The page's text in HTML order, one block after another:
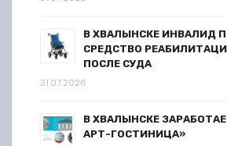
В ХВАЛЫНСКЕ ИНВАЛИД
СРЕДСТВО
ПОСЛЕ СУДА
31.07.2026
В ХВАЛЫНСКЕ
АРТ-ГОСТИНИЦА»